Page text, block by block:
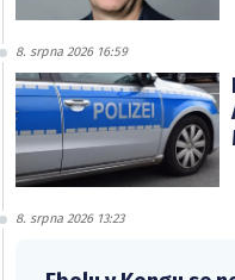
8. srpna 2026 16:59
8. srpna 2026 13:23